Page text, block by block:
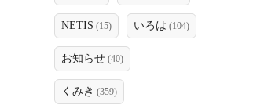
NETIS (15) いろは (104)
お知らせ (40)
くみき (359)